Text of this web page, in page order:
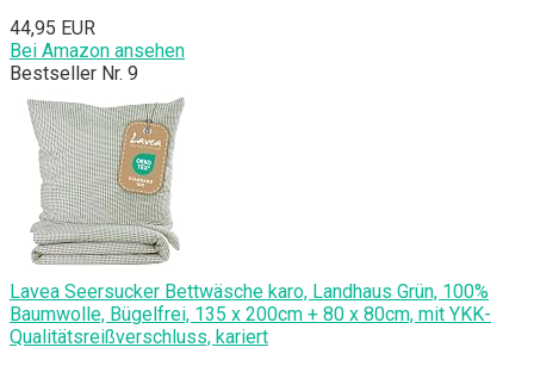
44,95 EUR
Bei Amazon ansehen
Bestseller Nr. 9
Lavea Seersucker Bettwäsche karo, Landhaus Grün, 100%
Baumwolle, Bügelfrei, 135 x 200cm + 80 x 80cm, mit YKK-
Qualitätsreißverschluss, kariert